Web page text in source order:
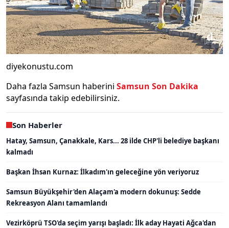
diyekonustu.com
Daha fazla Samsun haberini Samsun Son Dakika
sayfasında takip edebilirsiniz.
Son Haberler
Hatay, Samsun, Çanakkale, Kars... 28 ilde CHP'li belediye başkanı
kalmadı
Başkan İhsan Kurnaz: İlkadım'ın geleceğine yön veriyoruz
Samsun Büyükşehir'den Alaçam'a modern dokunuş: Sedde
Rekreasyon Alanı tamamlandı
Vezirköprü TSO'da seçim yarışı başladı: İlk aday Hayati Ağca'dan